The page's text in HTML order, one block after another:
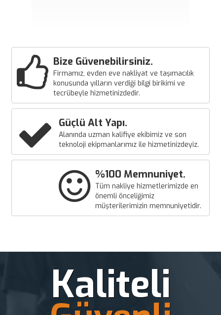
Bize Güvenebilirsiniz.
Firmamız, evden eve nakliyat ve taşımacılık
konusunda yılların verdiği bilgi birikimi ve
tecrübeyle hizmetinizdedir.
Güçlü Alt Yapı.
Alanında uzman kalifiye ekibimiz ve son
teknoloji ekipmanlarımız ile hizmetinizdeyiz.
%100 Memnuniyet.
Tüm nakliye hizmetlerimizde en
önemli önceliğimiz
müşterilerimizin memnuniyetidir.
Kaliteli